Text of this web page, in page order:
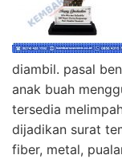
diambil. pasal
anak buah
tersedia
dijadikan surat
fiber, metal,